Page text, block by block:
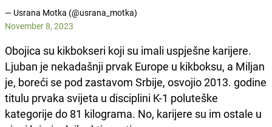
— Usrana Motka (@usrana_motka)
November 8, 2023
Obojica su kikbokseri koji su imali uspješne karijere.
Ljuban je nekadašnji prvak Europe u kikboksu, a Miljan
je, boreći se pod zastavom Srbije, osvojio 2013. godine
titulu prvaka svijeta u disciplini K-1 poluteške
kategorije do 81 kilograma. No, karijere su im ostale u